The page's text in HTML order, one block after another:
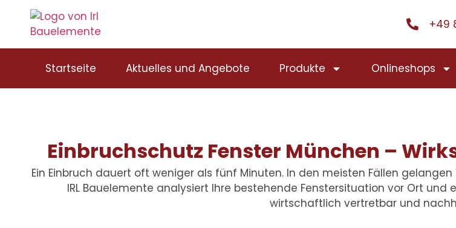
+49
Startseite Aktuelles und Angebote Produkte Onlineshops
Einbruchschutz Fenster München –
Ein Einbruch dauert oft weniger als fünf Minuten. In den meisten Fällen
IRL Bauelemente analysiert Ihre bestehende Fenstersituation vor Ort
wirtschaftlich vertretbar und